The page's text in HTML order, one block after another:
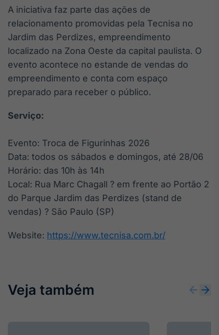
Broadcast
Widgets
Componentes
para conteúdos e
funcionalidades
Broadcast
Wallboard
Broadcast
Curadoria de
conteúdos
noticiosos
Soluções de
Broadcast
A iniciativa faz parte das ações de
relacionamento promovidas pela Tecnisa no
Jardim das Perdizes, empreendimento
localizado na Zona Oeste da capital paulista. O
evento acontece no estande de vendas do
empreendimento e conta com espaço
preparado para receber o público.
Serviço:
Evento: Troca de Figurinhas 2026
Data: todos os sábados e domingos, até 28/06
Horário: das 10h às 14h
Local: Rua Marc Chagall ? em frente ao Portão 2
do Parque Jardim das Perdizes (stand de
vendas) ? São Paulo (SP)
Website: https://www.tecnisa.com.br/
Veja também